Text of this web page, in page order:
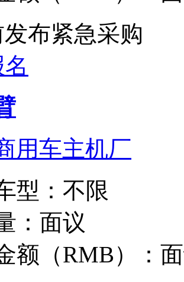
布紧急采购
用车主机厂
型： 不限
： 面议
额（RMB）：